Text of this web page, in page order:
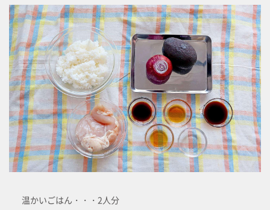
温かいごはん・・・2人分